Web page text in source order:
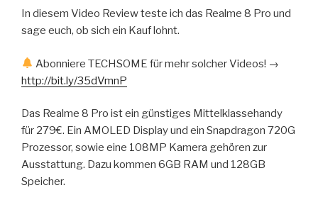
In diesem Video Review teste ich das Realme 8 Pro und
sage euch, ob sich ein Kauf lohnt.
Abonniere TECHSOME für mehr solcher Videos! →
http://bit.ly/35dVmnP
Das Realme 8 Pro ist ein günstiges Mittelklassehandy
für 279€. Ein AMOLED Display und ein Snapdragon 720G
Prozessor, sowie eine 108MP Kamera gehören zur
Ausstattung. Dazu kommen 6GB RAM und 128GB
Speicher.